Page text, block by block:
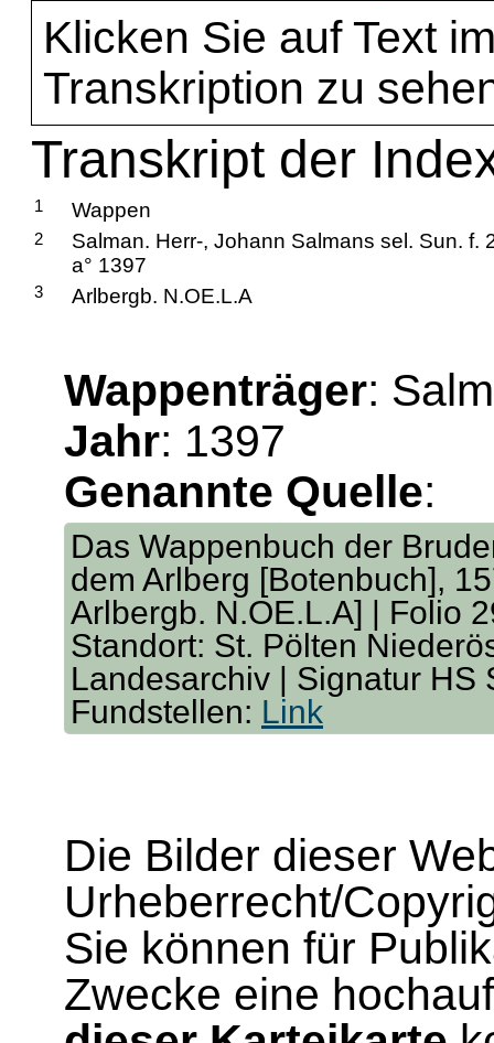
Klicken Sie auf Text
Transkription zu
Transkript der
1 Wappen
2
Salman. Herr-, Johann Salmans sel. Sun. f.
a° 1397
3 Arlbergb. N.OE.L.A
Wappenträger:
Jahr: 1397
Genannte Quelle:
Das Wappenbuch der
dem Arlberg [Botenbuch],
Arlbergb. N.OE.L.A] | Folio
Standort: St. Pölten
Landesarchiv | Signatur HS
Fundstellen: Link
Die Bilder dieser
Urheberrecht/
Sie können für
Zwecke eine